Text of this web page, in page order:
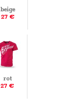
beige
27 €
rot
27 €